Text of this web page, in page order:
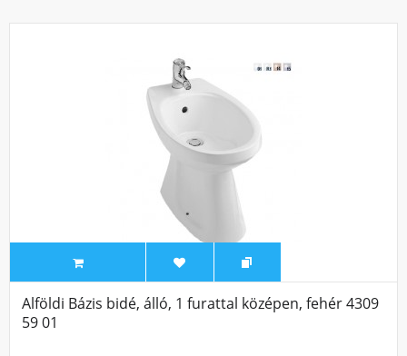
Alföldi Bázis bidé, álló, 1 furattal középen, fehér 4309
59 01